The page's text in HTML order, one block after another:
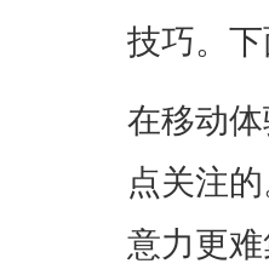
技巧。下
在移动
点关注
意力更